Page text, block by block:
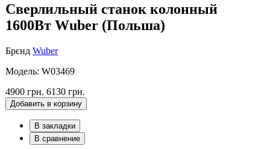
Cверлильный станок колонный
1600Вт Wuber (Польша)
Брєнд Wuber
Модель: W03469
4900 грн. 6130 грн.
Добавить в корзину
В закладки
В сравнение